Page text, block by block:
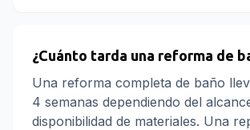
¿Cuánto tarda una reforma de
Una reforma completa de baño
4 semanas dependiendo del
disponibilidad de materiales. Una